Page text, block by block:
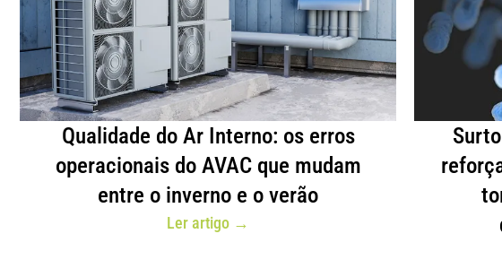
Qualidade do Ar Interno: os erros
operacionais do AVAC que mudam
entre o inverno e o verão
Ler artigo →